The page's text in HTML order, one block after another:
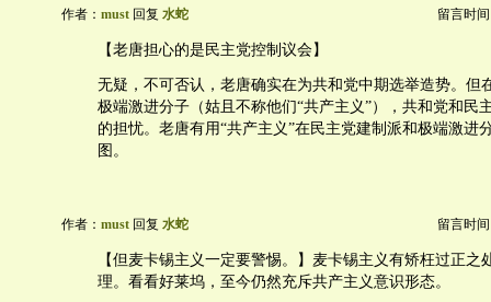
作者： must 回复 水蛇 留言时间
【老唐担心的是民主党控制议会】
无疑，不可否认，老唐确实在为共和党中期选举造势。但
极端激进分子（姑且不称他们“共产主义”），共和党和民
的担忧。老唐有用“共产主义”在民主党建制派和极端激进
图。
作者： must 回复 水蛇 留言时间
【但麦卡锡主义一定要警惕。】麦卡锡主义有矫枉过正之
理。看看好莱坞，至今仍然充斥共产主义意识形态。